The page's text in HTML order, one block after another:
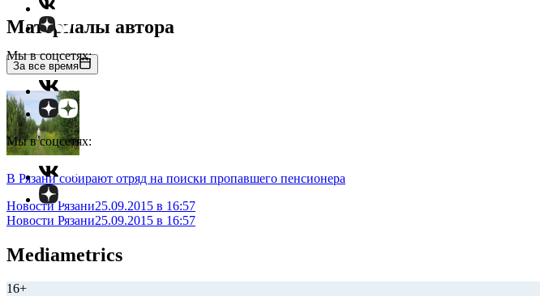
Мы в соцсетях:
Мы в соцсетях:
Материалы автора
За все время
В Рязани собирают отряд на поиски пропавшего пенсионера
Новости Рязани25.09.2015 в 16:57
Новости Рязани25.09.2015 в 16:57
Mediametrics
16+